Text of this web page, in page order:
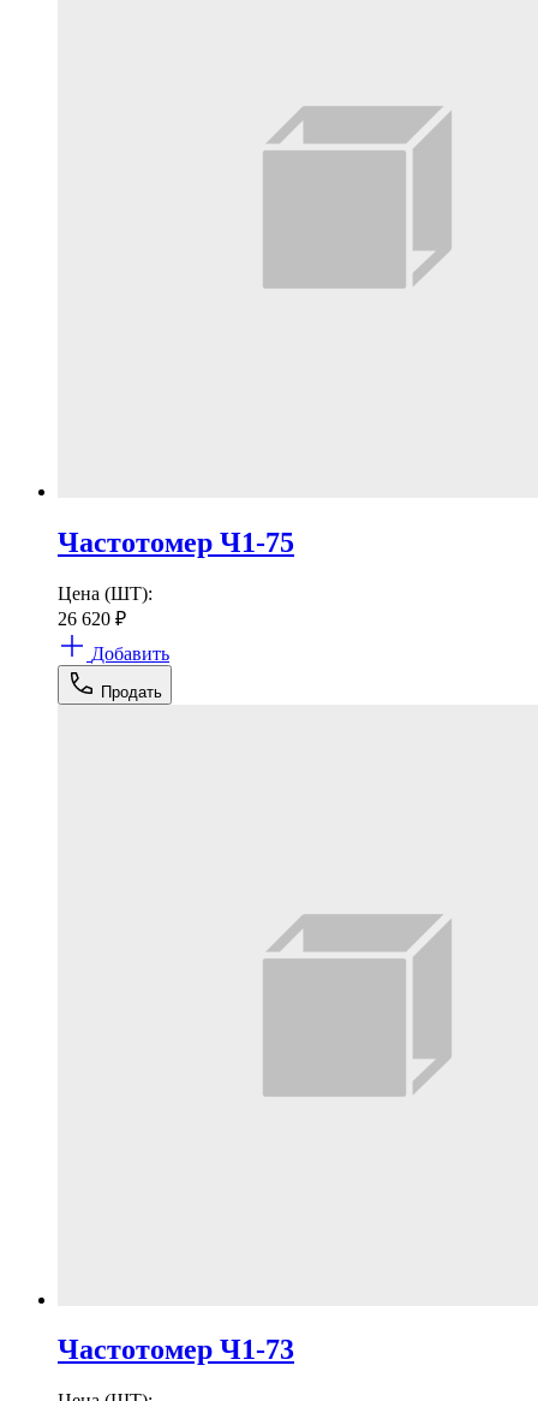
Частотомер Ч1-75
Цена (ШТ):
26 620 ₽
Добавить
Продать
Частотомер Ч1-73